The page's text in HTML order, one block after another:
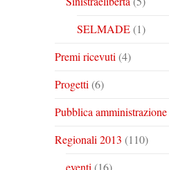
SELMADE(1)
Premi ricevuti (4)
Progetti (6)
Pubblica amministrazione
Regionali 2013 (110)
eventi (16)